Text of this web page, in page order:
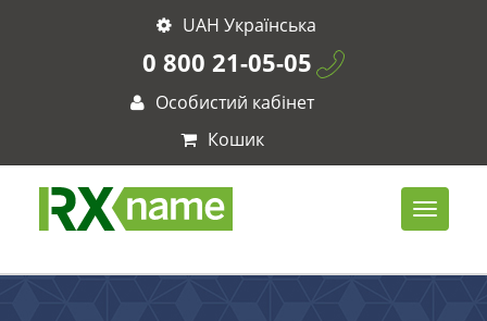
UAH Українська
0 800 21-05-05
Особистий кабінет
Кошик